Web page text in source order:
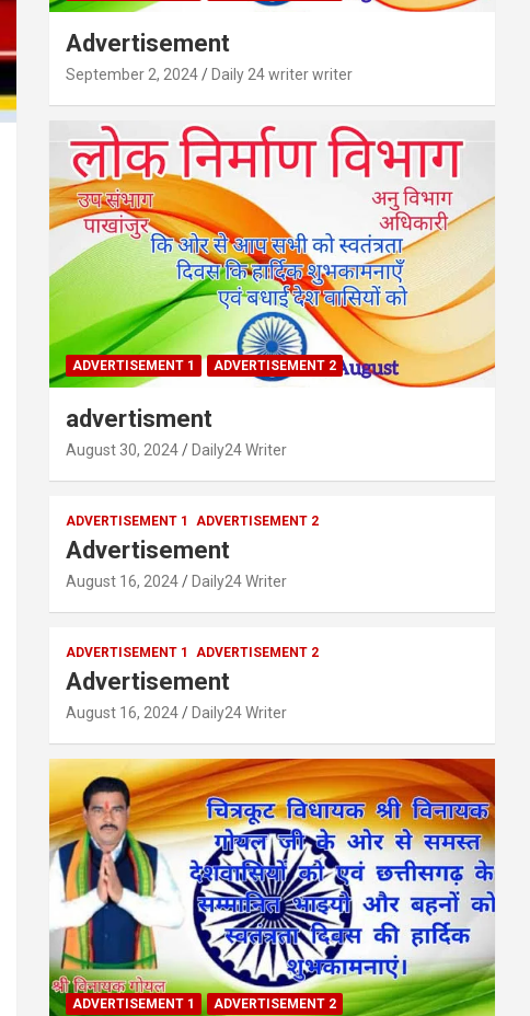
Advertisement
September 2, 2024 Daily 24 writer writer
ADVERTISEMENT 1 ADVERTISEMENT 2
advertisment
August 30, 2024 Daily24 Writer
ADVERTISEMENT 1 ADVERTISEMENT 2
Advertisement
August 16, 2024 Daily24 Writer
ADVERTISEMENT 1 ADVERTISEMENT 2
Advertisement
August 16, 2024 Daily24 Writer
ADVERTISEMENT 1 ADVERTISEMENT 2